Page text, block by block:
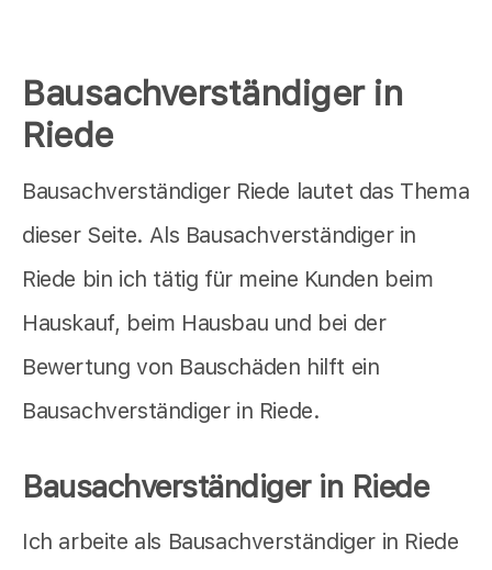
Bausachverständiger in
Riede
Bausachverständiger Riede lautet das Thema
dieser Seite. Als Bausachverständiger in
Riede bin ich tätig für meine Kunden beim
Hauskauf, beim Hausbau und bei der
Bewertung von Bauschäden hilft ein
Bausachverständiger in Riede.
Bausachverständiger in Riede
Ich arbeite als Bausachverständiger in Riede